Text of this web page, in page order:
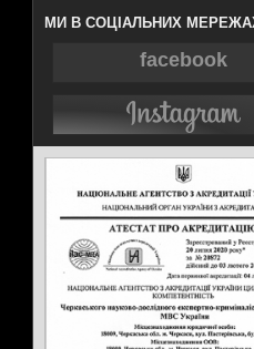
МИ В СОЦІАЛЬНИХ
facebook